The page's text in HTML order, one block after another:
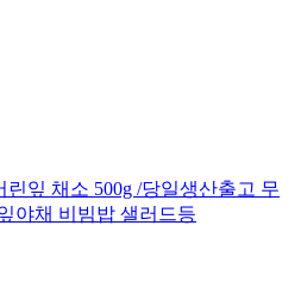
잎 채소 500g /당일생산출고 무
야채 비빔밥 샐러드등